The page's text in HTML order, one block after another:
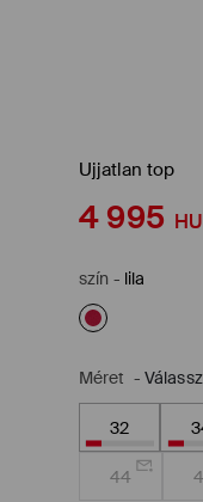
Ujjatlan top
4 995
szín - lila
Méret -
32
44